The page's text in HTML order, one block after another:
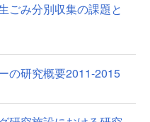
ごみ分別収集の課題と
の研究概要2011-2015